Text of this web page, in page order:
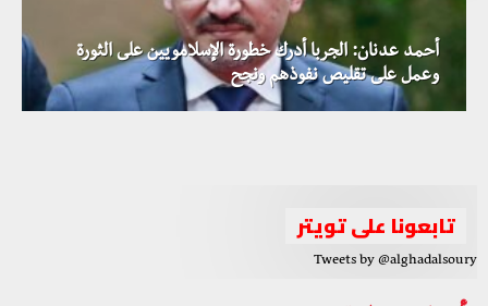
أحمد عدنان: الجربا أدرك خطورة الإسلامويين على الثورة
وعمل على تقليص نفوذهم ونجح
قوات النخبة السورية تتوجه إلى قرية “حمرة الناصر” آخر
معاقل داعش بريف الرقة الشرقي
الميليشيات الطائفية تتجاهل التحذيرات الدولية وتقترب من
تابعونا على تويتر
Tweets by @alghadalsoury